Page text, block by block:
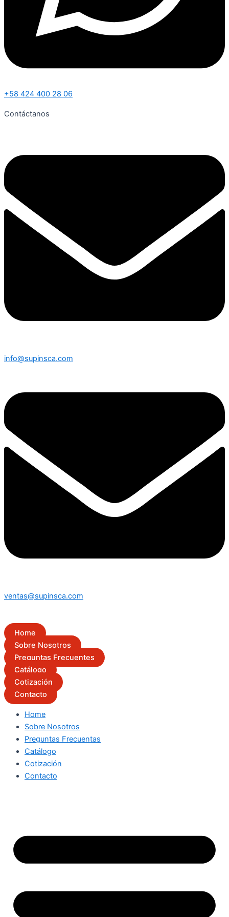
+58 424 400 28 06
Contáctanos
info@supinsca.com
ventas@supinsca.com
Home
Sobre Nosotros
Preguntas Frecuentes
Catálogo
Cotización
Contacto
Home
Sobre Nosotros
Preguntas Frecuentas
Catálogo
Cotización
Contacto